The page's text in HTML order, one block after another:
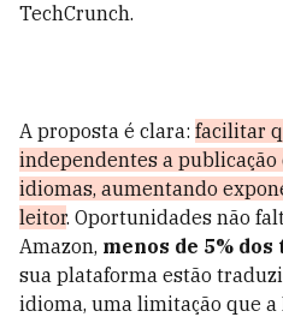
TechCrunch.
A proposta é clara: facilitar
independentes a
idiomas, aumentando
leitor. Oportunidades não
Amazon, menos de 5%
sua plataforma estão
idioma, uma limitação que